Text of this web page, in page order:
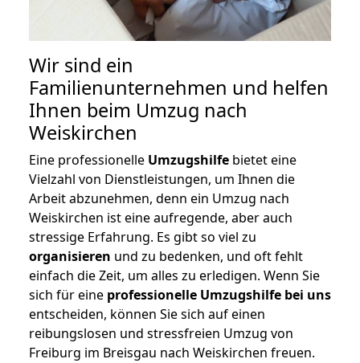
Wir sind ein
Familienunternehmen und helfen
Ihnen beim Umzug nach
Weiskirchen
Eine professionelle Umzugshilfe bietet eine
Vielzahl von Dienstleistungen, um Ihnen die
Arbeit abzunehmen, denn ein Umzug nach
Weiskirchen ist eine aufregende, aber auch
stressige Erfahrung. Es gibt so viel zu
organisieren und zu bedenken, und oft fehlt
einfach die Zeit, um alles zu erledigen. Wenn Sie
sich für eine professionelle Umzugshilfe bei uns
entscheiden, können Sie sich auf einen
reibungslosen und stressfreien Umzug von
Freiburg im Breisgau nach Weiskirchen freuen.